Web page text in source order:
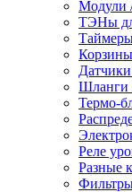
Модули
ТЭНы
Шланги
Термо-
Реле
Разные